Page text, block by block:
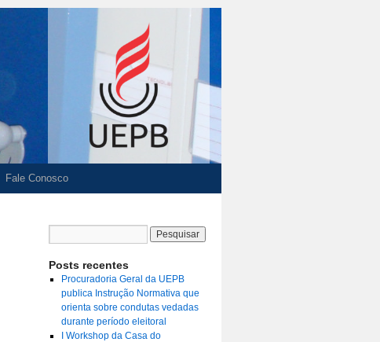
Fale Conosco
Posts recentes
Procuradoria Geral da UEPB
publica Instrução Normativa que
orienta sobre condutas vedadas
durante período eleitoral
I Workshop da Casa do